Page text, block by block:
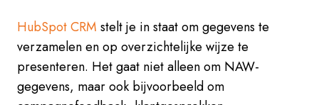
HubSpot CRM stelt je in staat om gegevens te
verzamelen en op overzichtelijke wijze te
presenteren. Het gaat niet alleen om NAW-
gegevens, maar ook bijvoorbeeld om